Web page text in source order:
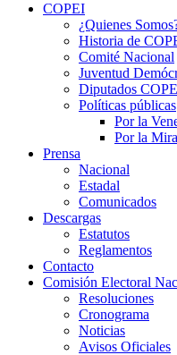
COPEI
¿Quienes
Historia de
Comité Nacional
Juventud
Diputados
Políticas públicas
Por la
Por la
Prensa
Nacional
Estadal
Comunicados
Descargas
Estatutos
Reglamentos
Contacto
Comisión Electoral
Resoluciones
Cronograma
Noticias
Avisos Oficiales